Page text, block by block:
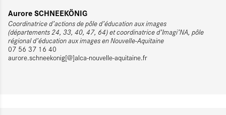
Aurore SCHNEEKÖNIG
Coordinatrice d’actions de pôle d’éducation aux images
(départements 24, 33, 40, 47, 64) et coordinatrice d’Imagi’NA, pôle
régional d’éducation aux images en Nouvelle-Aquitaine
07 56 37 16 40
aurore.schneekonig[@]alca-nouvelle-aquitaine.fr